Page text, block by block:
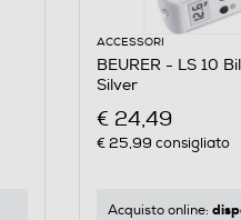
ACCESSORI
BEURER - LS 10
Silver
€ 24,49
€ 25,99 consigliato
Acquisto online: